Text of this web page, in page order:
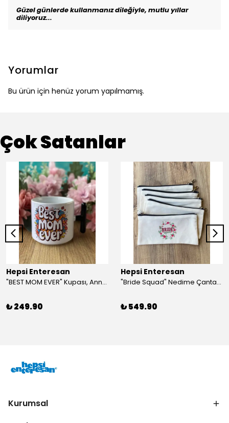
Güzel günlerde kullanmanız dileğiyle, mutlu yıllar
diliyoruz...
Yorumlar
Bu ürün için henüz yorum yapılmamış.
Çok Satanlar
Hepsi Enteresan
"BEST MOM EVER" Kupası, Anneye Hediye, Anneler Günü, Porselen T Kupa
₺ 249.90
Hepsi Enteresan
"Bride Squad" Nedime Çantası, Kına Hediyesi, Düğün Hediyesi (5 adet)
₺ 549.90
Kurumsal